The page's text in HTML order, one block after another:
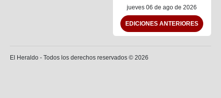
jueves 06 de ago de 2026
EDICIONES ANTERIORES
El Heraldo - Todos los derechos reservados © 2026